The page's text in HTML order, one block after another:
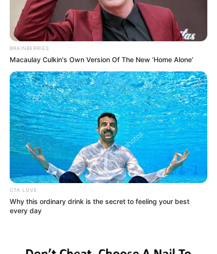
A jobboldali sajtóról tett mondatra is reagált
A volt miniszterelnök az interjúban arról beszélt,
hogy a »jobboldali sajtó nem találja önmagát…«
Tarjányi Péter erre úgy reagált: „Szerintem Orbán
Viktor sem.”
BRAINBERRIES
Macaulay Culkin's Own Version Of The New ‘Home Alone’
CTA LOVE
Why this ordinary drink is the secret to feeling your best
every day